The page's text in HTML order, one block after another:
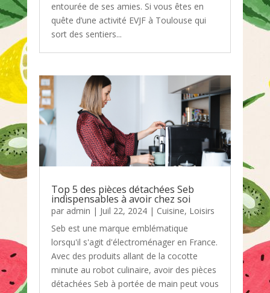
entourée de ses amies. Si vous êtes en
quête d’une activité EVJF à Toulouse qui
sort des sentiers...
Top 5 des pièces détachées Seb
indispensables à avoir chez soi
par admin | Juil 22, 2024| Cuisine, Loisirs
Seb est une marque emblématique
lorsqu'il s'agit d'électroménager en France.
Avec des produits allant de la cocotte
minute au robot culinaire, avoir des pièces
détachées Seb à portée de main peut vous